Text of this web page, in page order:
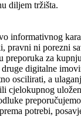
diljem tržišta.
informativnog
pravni ni porezni
preporuka za
digitalne
oscilirati, a
cjelokupnog
potrebi,